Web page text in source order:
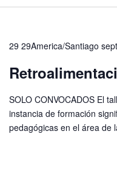
29 29America/Santiago
SOLO CONVOCADOS El
instancia de formación
pedagógicas en el área de